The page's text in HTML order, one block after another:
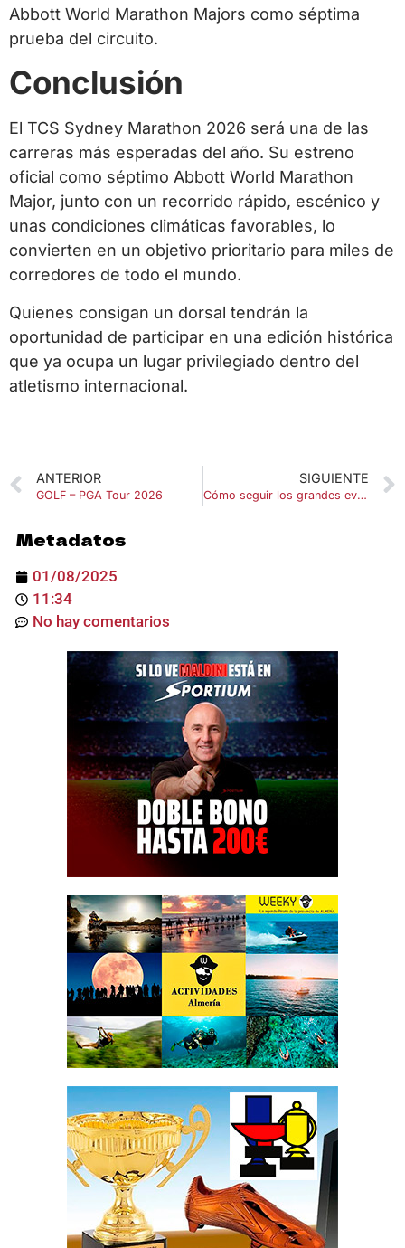
Abbott World Marathon Majors como séptima
prueba del circuito.
Conclusión
El TCS Sydney Marathon 2026 será una de las
carreras más esperadas del año. Su estreno
oficial como séptimo Abbott World Marathon
Major, junto con un recorrido rápido, escénico y
unas condiciones climáticas favorables, lo
convierten en un objetivo prioritario para miles de
corredores de todo el mundo.
Quienes consigan un dorsal tendrán la
oportunidad de participar en una edición histórica
que ya ocupa un lugar privilegiado dentro del
atletismo internacional.
ANTERIOR
GOLF – PGA Tour 2026
SIGUIENTE
Cómo seguir los grandes eventos deportivos online de forma segura en 2026
Metadatos
01/08/2025
11:34
No hay comentarios